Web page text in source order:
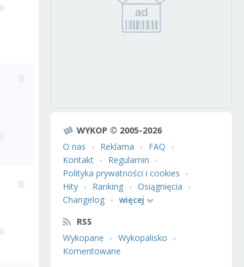
WYKOP © 2005-2026
O nas
Reklama
FAQ
Kontakt
Regulamin
Polityka prywatności i cookies
Hity
Ranking
Osiągnięcia
Changelog
więcej
RSS
Wykopane
Wykopalisko
Komentowane